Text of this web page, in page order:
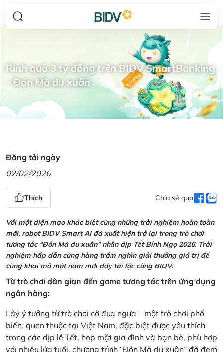
Rinh quà 3 tỷ đồng trên BIDV SmartBanking
– Đón Mã du xuân
Đăng tải ngày
02/02/2026
Thích Chia sẻ qua
Với một diện mạo khác biệt cùng những trải nghiệm hoàn toàn
mới, robot BIDV Smart AI đã xuất hiện trở lại trong trò chơi
tương tác “Đón Mã du xuân” nhân dịp Tết Bính Ngọ 2026. Trải
nghiệm hấp dẫn cùng hàng trăm nghìn giải thưởng giá trị để
cùng khai mở một năm mới đầy tài lộc cùng BIDV.
Từ trò chơi dân gian đến game tương tác trên ứng dụng
ngân hàng:
Lấy ý tưởng từ trò chơi cờ đua ngựa – một trò chơi phổ
biến, quen thuộc tại Việt Nam, đặc biệt được yêu thích
trong các dịp lễ Tết, họp mặt gia đình và bạn bè, phù hợp
với nhiều lứa tuổi, chương trình “Đón Mã du xuân” đã đem